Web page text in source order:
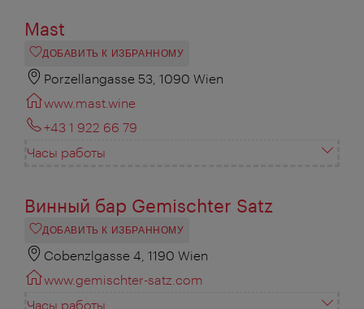
Mast
ДОБАВИТЬ К ИЗБРАННОМУ
Porzellangasse 53, 1090 Wien
www.mast.wine
+43 1 922 66 79
Часы работы
Винный бар Gemischter Satz
ДОБАВИТЬ К ИЗБРАННОМУ
Cobenzlgasse 4, 1190 Wien
www.gemischter-satz.com
Часы работы